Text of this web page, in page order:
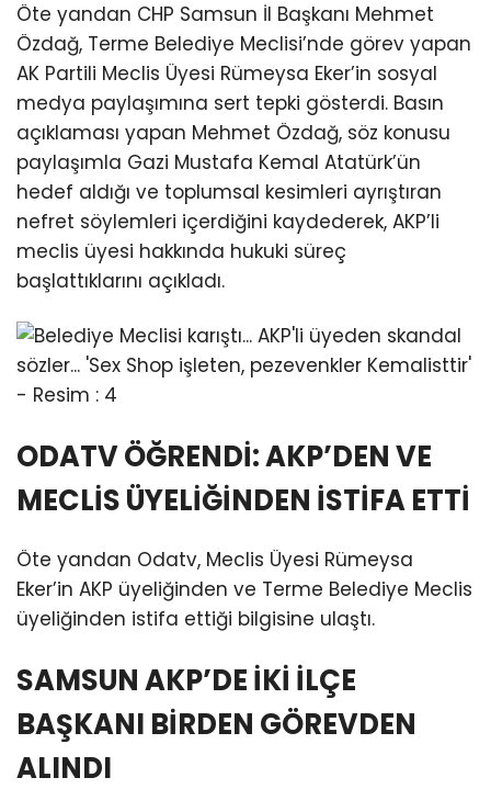
Öte yandan CHP Samsun İl Başkanı Mehmet
Özdağ, Terme Belediye Meclisi’nde görev yapan
AK Partili Meclis Üyesi Rümeysa Eker’in sosyal
medya paylaşımına sert tepki gösterdi. Basın
açıklaması yapan Mehmet Özdağ, söz konusu
paylaşımla Gazi Mustafa Kemal Atatürk’ün
hedef aldığı ve toplumsal kesimleri ayrıştıran
nefret söylemleri içerdiğini kaydederek, AKP’li
meclis üyesi hakkında hukuki süreç
başlattıklarını açıkladı.
ODATV ÖĞRENDİ: AKP’DEN VE
MECLİS ÜYELİĞİNDEN İSTİFA ETTİ
Öte yandan Odatv, Meclis Üyesi Rümeysa
Eker’in AKP üyeliğinden ve Terme Belediye Meclis
üyeliğinden istifa ettiği bilgisine ulaştı.
SAMSUN AKP’DE İKİ İLÇE
BAŞKANI BİRDEN GÖREVDEN
ALINDI